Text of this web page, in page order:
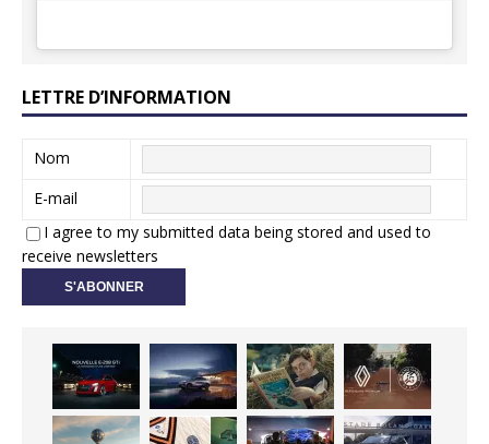
LETTRE D’INFORMATION
Nom
E-mail
I agree to my submitted data being stored and used to
receive newsletters